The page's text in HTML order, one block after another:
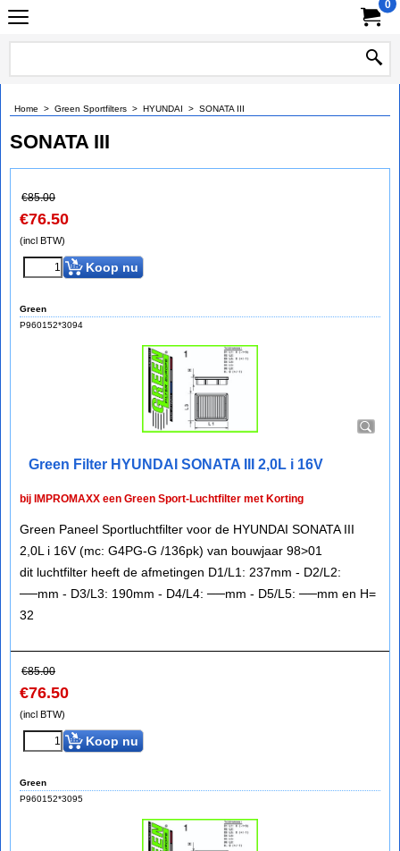
0
Home > Green Sportfilters > HYUNDAI > SONATA III
SONATA III
€85.00
€76.50
(incl BTW)
Koop nu
Green
P960152*3094
Green Filter HYUNDAI SONATA III 2,0L i 16V
bij IMPROMAXX een Green Sport-Luchtfilter met Korting
Green Paneel Sportluchtfilter voor de HYUNDAI SONATA III
2,0L i 16V (mc: G4PG-G /136pk) van bouwjaar 98>01
dit luchtfilter heeft de afmetingen D1/L1: 237mm - D2/L2:
──mm - D3/L3: 190mm - D4/L4: ──mm - D5/L5: ──mm en H=
32
€85.00
€76.50
(incl BTW)
Koop nu
Green
P960152*3095